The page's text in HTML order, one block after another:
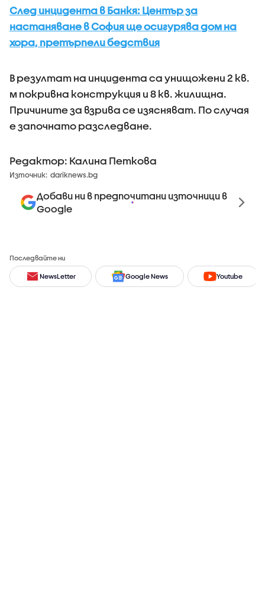
След инцидента в Банкя: ​Център за
настаняване в София ще осигурява дом на
хора, претърпели бедствия
В резултат на инцидента са унищожени 2 кв.
м покривна конструкция и 8 кв. жилищна.
Причините за взрива се изясняват. По случая
е започнато разследване.
Редактор: Калина Петкова
Източник: dariknews.bg
Добави ни в предпочитани източници в
Google
Последвайте ни
NewsLetter Google News Youtube